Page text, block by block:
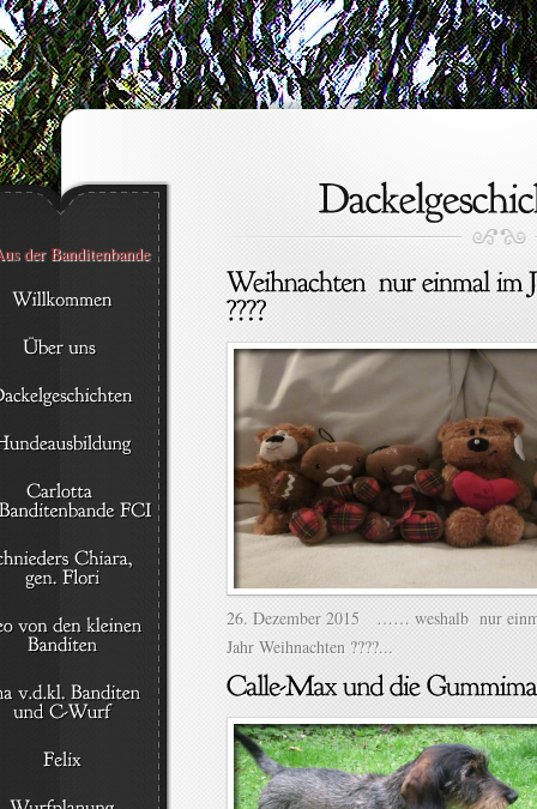
26. Dezember 2015 …… weshalb nur
Jahr Weihnachten ????...